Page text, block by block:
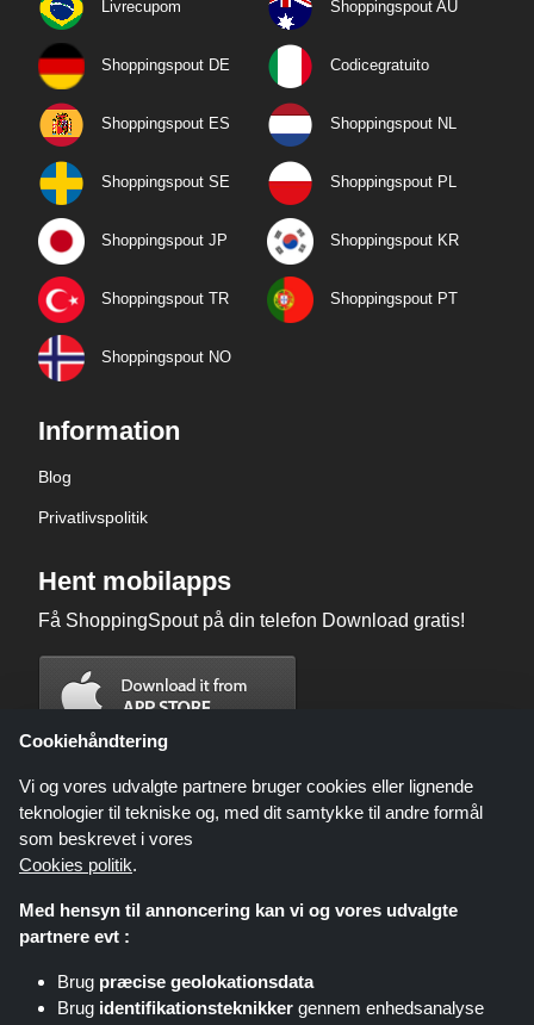
Livrecupom Shoppingspout AU
Shoppingspout DE Codicegratuito
Shoppingspout ES Shoppingspout NL
Shoppingspout SE Shoppingspout PL
Shoppingspout JP Shoppingspout KR
Shoppingspout TR Shoppingspout PT
Shoppingspout NO
Information
Blog
Privatlivspolitik
Hent mobilapps
Få ShoppingSpout på din telefon Download gratis!
Shoppingspout.com/dk eller dets personale er ikke involveret, når du
foretager et køb via disse links, Shoppingspout.com/dk optjener kun
Cookiehåndtering
Vi og vores udvalgte partnere bruger cookies eller lignende
teknologier til tekniske og, med dit samtykke til andre formål
som beskrevet i vores
Cookies politik.
Med hensyn til annoncering kan vi og vores udvalgte
partnere evt :
Brug præcise geolokationsdata
Brug identifikationsteknikker gennem enhedsanalyse